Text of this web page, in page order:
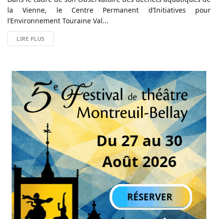
la Vienne, le Centre Permanent d’Initiatives pour
l’Environnement Touraine Val...
LIRE PLUS